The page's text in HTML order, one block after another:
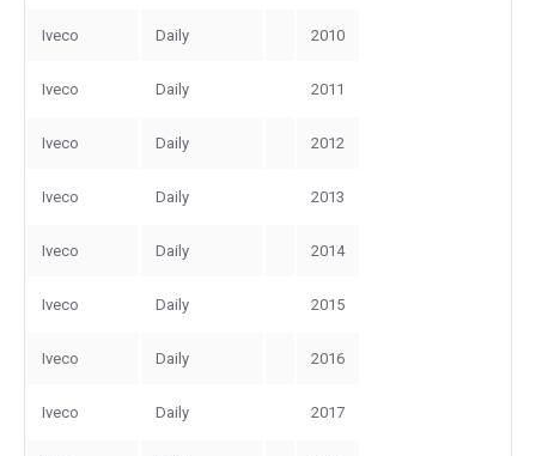
Iveco Daily 2010
Iveco Daily 2011
Iveco Daily 2012
Iveco Daily 2013
Iveco Daily 2014
Iveco Daily 2015
Iveco Daily 2016
Iveco Daily 2017